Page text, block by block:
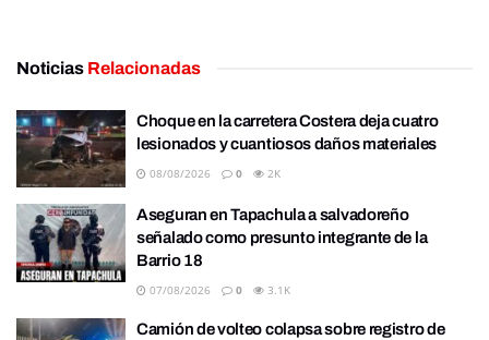
Noticias Relacionadas
Choque en la carretera Costera deja cuatro
lesionados y cuantiosos daños materiales
08/08/2026 0 2K
Aseguran en Tapachula a salvadoreño
señalado como presunto integrante de la
Barrio 18
07/08/2026 0 3.1K
Camión de volteo colapsa sobre registro de